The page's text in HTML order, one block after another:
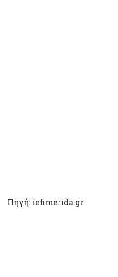
Πηγή: iefimerida.gr